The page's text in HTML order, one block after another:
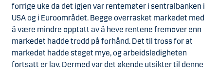
forrige uke da det igjen var rentemøter i sentralbanken i
USA og i Euroområdet. Begge overrasket markedet med
å være mindre opptatt av å heve rentene fremover enn
markedet hadde trodd på forhånd. Det til tross for at
markedet hadde steget mye, og arbeidsledigheten
fortsatt er lav. Dermed var det økende utsikter til denne